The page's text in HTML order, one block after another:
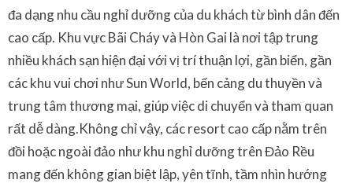
đa dạng nhu cầu nghỉ dưỡng của du khách từ bình dân đến
cao cấp. Khu vực Bãi Cháy và Hòn Gai là nơi tập trung
nhiều khách sạn hiện đại với vị trí thuận lợi, gần biển, gần
các khu vui chơi như Sun World, bến cảng du thuyền và
trung tâm thương mại, giúp việc di chuyển và tham quan
rất dễ dàng.Không chỉ vậy, các resort cao cấp nằm trên
đồi hoặc ngoài đảo như khu nghỉ dưỡng trên Đảo Rều
mang đến không gian biệt lập, yên tĩnh, tầm nhìn hướng